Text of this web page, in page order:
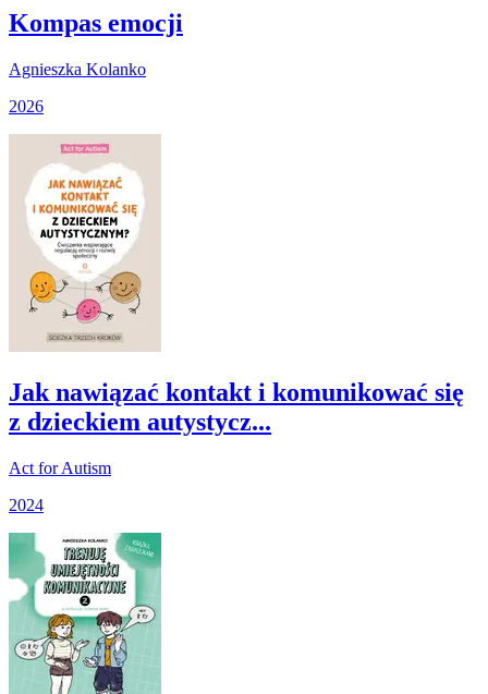
Kompas emocji
Agnieszka Kolanko
2026
Jak nawiązać kontakt i komunikować się
z dzieckiem autystycz...
Act for Autism
2024